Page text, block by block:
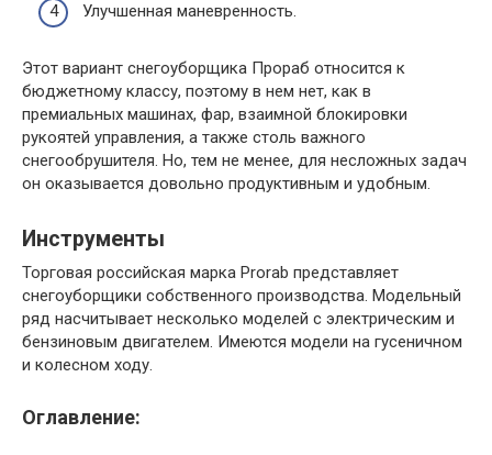
Улучшенная маневренность.
Этот вариант снегоуборщика Прораб относится к
бюджетному классу, поэтому в нем нет, как в
премиальных машинах, фар, взаимной блокировки
рукоятей управления, а также столь важного
снегообрушителя. Но, тем не менее, для несложных задач
он оказывается довольно продуктивным и удобным.
Инструменты
Торговая российская марка Prorab представляет
снегоуборщики собственного производства. Модельный
ряд насчитывает несколько моделей с электрическим и
бензиновым двигателем. Имеются модели на гусеничном
и колесном ходу.
Оглавление: